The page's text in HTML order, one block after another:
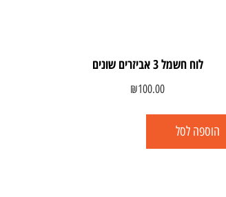
לוח חשמל 3 אביזרים שונים
₪100.00
הוספה לסל